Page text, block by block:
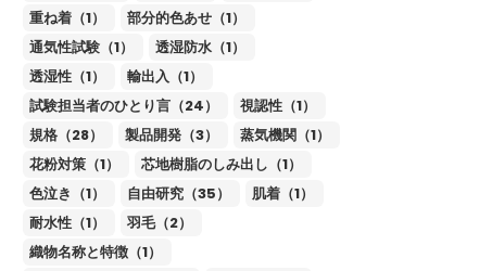
重ね着（1）
部分的色あせ（1）
通気性試験（1）
透湿防水（1）
透湿性（1）
輸出入（1）
試験担当者のひとり言（24）
視認性（1）
規格（28）
製品開発（3）
蒸気機関（1）
花粉対策（1）
芯地樹脂のしみ出し（1）
色泣き（1）
自由研究（35）
肌着（1）
耐水性（1）
羽毛（2）
織物名称と特徴（1）